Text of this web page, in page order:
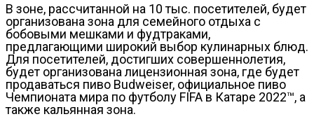
В зоне, рассчитанной на 10 тыс. посетителей, будет
организована зона для семейного отдыха с
бобовыми мешками и фудтраками,
предлагающими широкий выбор кулинарных блюд.
Для посетителей, достигших совершеннолетия,
будет организована лицензионная зона, где будет
продаваться пиво Budweiser, официальное пиво
Чемпионата мира по футболу FIFA в Катаре 2022™, а
также кальянная зона.